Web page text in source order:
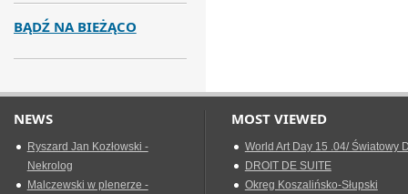
BĄDŹ NA BIEŻĄCO
NEWS
Ryszard Jan Kozłowski -
Nekrolog
Malczewski w plenerze -
MOST VIEWED
World Art Day 15 .04/ Światowy
DROIT DE SUITE
Okreg Koszalińsko-Słupski